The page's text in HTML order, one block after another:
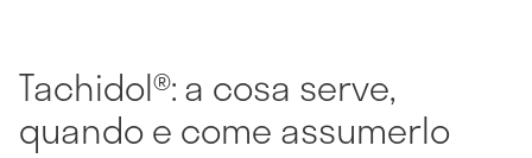
Tachidol®: a cosa serve,
quando e come assumerlo